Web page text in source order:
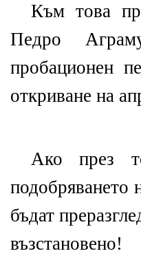
Към това
Педро
пробационен
откриване на
Ако през
подобряването
бъдат
възстановено!